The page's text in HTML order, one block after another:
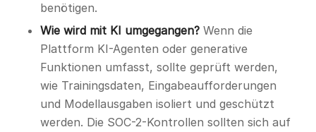
benötigen.
Wie wird mit KI umgegangen?Wenn die
Plattform KI-Agenten oder generative
Funktionen umfasst, sollte geprüft werden,
wie Trainingsdaten, Eingabeaufforderungen
und Modellausgaben isoliert und geschützt
werden. Die SOC-2-Kontrollen sollten sich auf